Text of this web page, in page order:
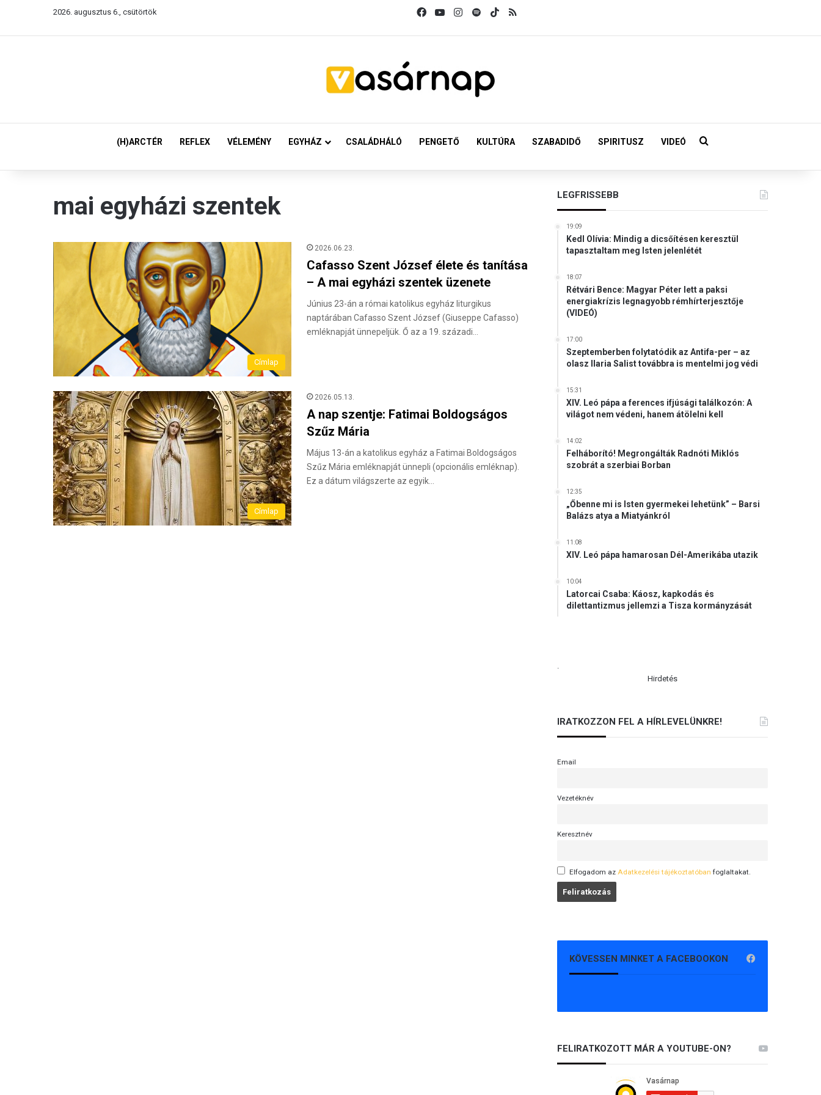
2026. augusztus 6., csütörtök FacebookYouTubeInstagram
SpotifyTikTok
(H)ARCTÉR REFLEX VÉLEMÉNY EGYHÁZ CSALÁDHÁLÓ PENGETŐ KULTÚRA SZABADIDŐ SPIRITUSZ VIDEÓ Keresés:
mai egyházi szentek
Címlap
2026.06.23.
Cafasso Szent József élete és tanítása
– A mai egyházi szentek üzenete
Június 23-án a római katolikus egyház liturgikus
naptárában Cafasso Szent József (Giuseppe Cafasso)
emléknapját ünnepeljük. Ő az a 19. századi…
Címlap
2026.05.13.
A nap szentje: Fatimai Boldogságos
Szűz Mária
Május 13-án a katolikus egyház a Fatimai Boldogságos
Szűz Mária emléknapját ünnepli (opcionális emléknap).
Ez a dátum világszerte az egyik…
LEGFRISSEBB
19:09
Kedl Olívia: Mindig a dicsőítésen keresztül
tapasztaltam meg Isten jelenlétét
18:07
Rétvári Bence: Magyar Péter lett a paksi
energiakrízis legnagyobb rémhírterjesztője
(VIDEÓ)
17:00
Szeptemberben folytatódik az Antifa-per – az
olasz Ilaria Salist továbbra is mentelmi jog védi
15:31
XIV. Leó pápa a ferences ifjúsági találkozón: A
világot nem védeni, hanem átölelni kell
14:02
Felháborító! Megrongálták Radnóti Miklós
szobrát a szerbiai Borban
12:35
„Őbenne mi is Isten gyermekei lehetünk” – Barsi
Balázs atya a Miatyánkról
11:08
XIV. Leó pápa hamarosan Dél-Amerikába utazik
10:04
Latorcai Csaba: Káosz, kapkodás és
dilettantizmus jellemzi a Tisza kormányzását
.
Hirdetés
IRATKOZZON FEL A HÍRLEVELÜNKRE!
Email
Vezetéknév
Keresztnév
Elfogadom az Adatkezelési tájékoztatóban foglaltakat.
KÖVESSEN MINKET A FACEBOOKON
FELIRATKOZOTT MÁR A YOUTUBE-ON?